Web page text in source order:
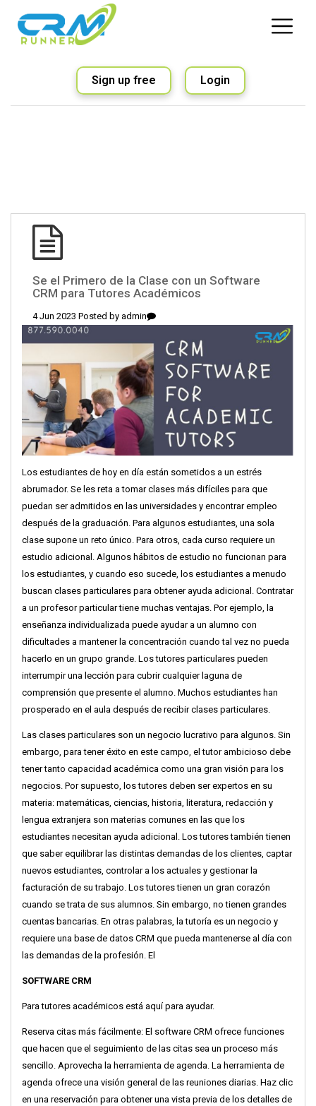
Sign up free Login
Se el Primero de la Clase con un Software
CRM para Tutores Académicos
4 Jun 2023 Posted by admin
Los estudiantes de hoy en día están sometidos a un estrés
abrumador. Se les reta a tomar clases más difíciles para que
puedan ser admitidos en las universidades y encontrar empleo
después de la graduación. Para algunos estudiantes, una sola
clase supone un reto único. Para otros, cada curso requiere un
estudio adicional. Algunos hábitos de estudio no funcionan para
los estudiantes, y cuando eso sucede, los estudiantes a menudo
buscan clases particulares para obtener ayuda adicional. Contratar
a un profesor particular tiene muchas ventajas. Por ejemplo, la
enseñanza individualizada puede ayudar a un alumno con
dificultades a mantener la concentración cuando tal vez no pueda
hacerlo en un grupo grande. Los tutores particulares pueden
interrumpir una lección para cubrir cualquier laguna de
comprensión que presente el alumno. Muchos estudiantes han
prosperado en el aula después de recibir clases particulares.
Las clases particulares son un negocio lucrativo para algunos. Sin
embargo, para tener éxito en este campo, el tutor ambicioso debe
tener tanto capacidad académica como una gran visión para los
negocios. Por supuesto, los tutores deben ser expertos en su
materia: matemáticas, ciencias, historia, literatura, redacción y
lengua extranjera son materias comunes en las que los
estudiantes necesitan ayuda adicional. Los tutores también tienen
que saber equilibrar las distintas demandas de los clientes, captar
nuevos estudiantes, controlar a los actuales y gestionar la
facturación de su trabajo. Los tutores tienen un gran corazón
cuando se trata de sus alumnos. Sin embargo, no tienen grandes
cuentas bancarias. En otras palabras, la tutoría es un negocio y
requiere una base de datos CRM que pueda mantenerse al día con
las demandas de la profesión. El
SOFTWARE CRM
Para tutores académicos está aquí para ayudar.
Reserva citas más fácilmente: El software CRM ofrece funciones
que hacen que el seguimiento de las citas sea un proceso más
sencillo. Aprovecha la herramienta de agenda. La herramienta de
agenda ofrece una visión general de las reuniones diarias. Haz clic
en una reservación para obtener una vista previa de los detalles de